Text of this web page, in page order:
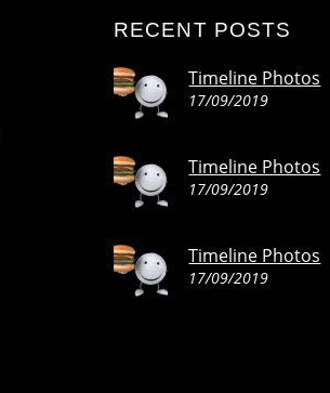
RECENT POSTS
Timeline Photos
17/09/2019
Timeline Photos
17/09/2019
Timeline Photos
17/09/2019